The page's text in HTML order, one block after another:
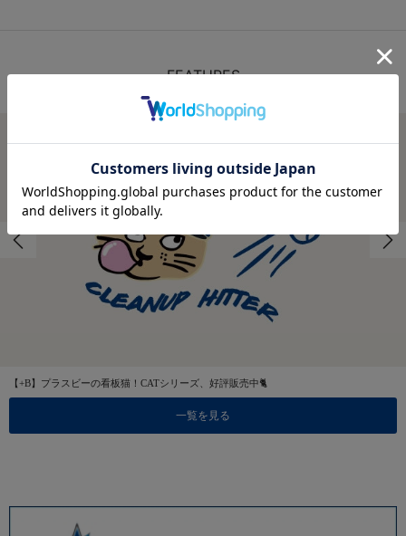
FEATURES
【+B】プラスビーの看板猫！CATシリーズ、好評販売中🐈
一覧を見る